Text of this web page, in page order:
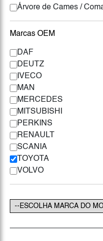
Árvore de Cames /
Marcas OEM
DAF
DEUTZ
IVECO
MAN
MERCEDES
MITSUBISHI
PERKINS
RENAULT
SCANIA
TOYOTA
VOLVO